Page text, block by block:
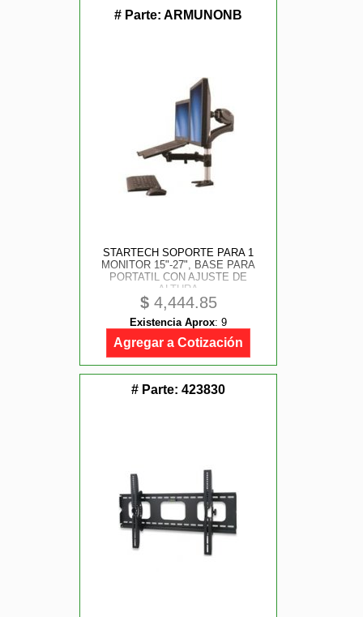
# Parte: ARMUNONB
STARTECH SOPORTE PARA 1
MONITOR 15"-27", BASE PARA
PORTATIL CON AJUSTE DE
ALTURA
$4,444.85
Existencia Aprox: 9
Agregar a Cotización
# Parte: 423830